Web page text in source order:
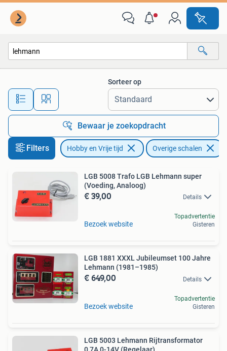
Alle afstanden…
Sorteer op
Bewaar je zoekopdracht
Filters Hobby en Vrije tijd Overige schalen
LGB 5008 Trafo LGB Lehmann super
(Voeding, Analoog)
€ 39,00 Details
Bezoek website
Topadvertentie
Gisteren
LGB 1881 XXXL Jubileumset 100 Jahre
Lehmann (1981–1985)
€ 649,00 Details
Bezoek website
Topadvertentie
Gisteren
LGB 5003 Lehmann Rijtransformator
0,7A 0-14V (Regelaar)